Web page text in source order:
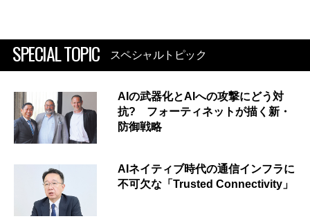
SPECIAL TOPIC スペシャルトピック
AIの武器化とAIへの攻撃にどう対
抗? フォーティネットが描く新・
防御戦略
AIネイティブ時代の通信インフラに
不可欠な「Trusted Connectivity」